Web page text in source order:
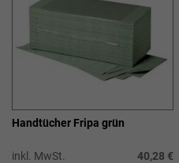
Handtücher Fripa grün
inkl. MwSt. 40,28 €